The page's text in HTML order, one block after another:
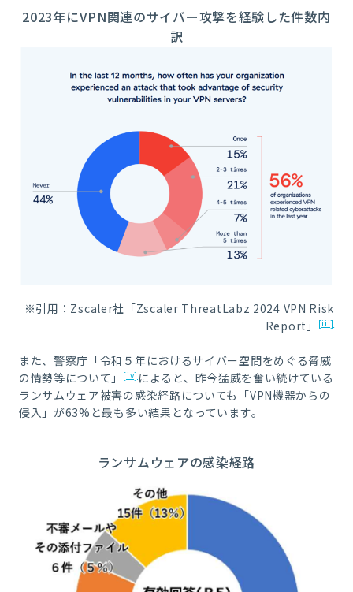
2023年にVPN関連のサイバー攻撃を経験した件数内
訳
※引用：Zscaler社「Zscaler ThreatLabz 2024 VPN Risk
Report」[iii]
また、警察庁「令和５年におけるサイバー空間をめぐる脅威
の情勢等について」
[iv] によると、昨今猛威を奮い続けている
ランサムウェア被害の感染経路についても「VPN機器からの
侵入」が63%と最も多い結果となっています。
ランサムウェアの感染経路